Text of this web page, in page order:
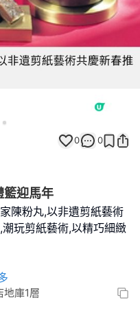
0 0
籃迎馬年
陳粉丸,以非遺剪紙藝術
玩剪紙藝術,以精巧細緻
庫1層